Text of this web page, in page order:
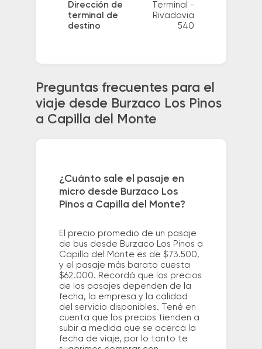
Dirección de
terminal de
destino
Terminal -
Rivadavia
540
Preguntas frecuentes para el
viaje desde Burzaco Los Pinos
a Capilla del Monte
¿Cuánto sale el pasaje en
micro desde Burzaco Los
Pinos a Capilla del Monte?
El precio promedio de un pasaje
de bus desde Burzaco Los Pinos a
Capilla del Monte es de $73.500,
y el pasaje más barato cuesta
$62.000. Recordá que los precios
de los pasajes dependen de la
fecha, la empresa y la calidad
del servicio disponibles. Tené en
cuenta que los precios tienden a
subir a medida que se acerca la
fecha de viaje, por lo tanto te